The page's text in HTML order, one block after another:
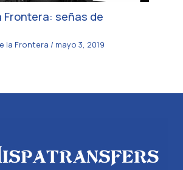
Frontera: señas de
la Frontera / mayo 3, 2019